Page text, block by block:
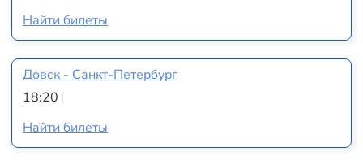
Найти билеты
Довск - Санкт-Петербург
18:20
Найти билеты